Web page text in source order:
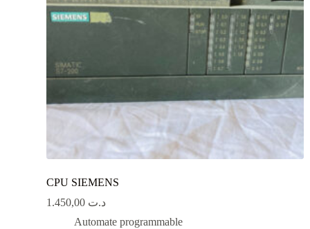
CPU SIEMENS
د.ت 1.450,00
Automate programmable